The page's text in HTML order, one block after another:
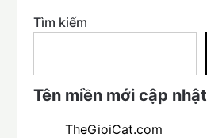
Tìm kiếm
Tên miền mới cập nhật
TheGioiCat.com